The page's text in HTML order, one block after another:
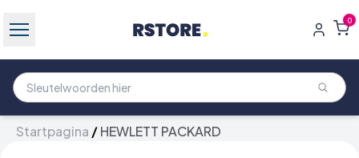
0
Startpagina /HEWLETT PACKARD